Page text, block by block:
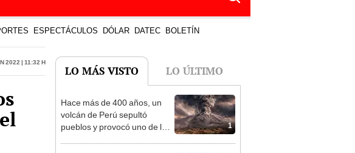
ESPECTÁCULOS DÓLAR DATEC BOLETÍN
2022 | 11:32 h
LO MÁS VISTO LO ÚLTIMO
1
Hace más de 400 años, un
volcán de Perú sepultó
pueblos y provocó uno de los